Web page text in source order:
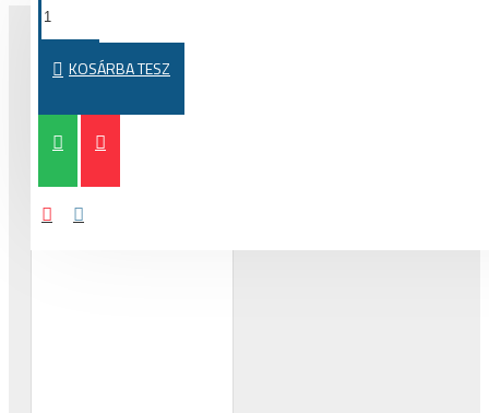
KOSÁRBA TESZ
MÁSOK EZEKET A TERMÉKEKET IS MEGVETTÉK